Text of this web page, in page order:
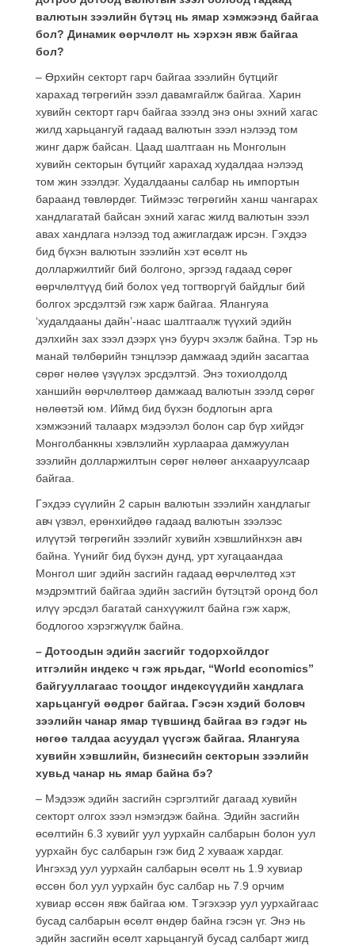
валютын зээлийн бүтэц нь ямар хэмжээнд байгаа
бол? Динамик өөрчлөлт нь хэрхэн явж байгаа
бол?
– Өрхийн секторт гарч байгаа зээлийн бүтцийг
харахад төгрөгийн зээл давамгайлж байгаа. Харин
хувийн секторт гарч байгаа зээлд энэ оны эхний хагас
жилд харьцангуй гадаад валютын зээл нэлээд том
жинг дарж байсан. Цаад шалтгаан нь Монголын
хувийн секторын бүтцийг харахад худалдаа нэлээд
том жин эзэлдэг. Худалдааны салбар нь импортын
бараанд төвлөрдөг. Тиймээс төгрөгийн ханш чангарах
хандлагатай байсан эхний хагас жилд валютын зээл
авах хандлага нэлээд тод ажиглагдаж ирсэн. Гэхдээ
бид бүхэн валютын зээлийн хэт өсөлт нь
долларжилтийг бий болгоно, эргээд гадаад сөрөг
өөрчлөлтүүд бий болох үед тогтворгүй байдлыг бий
болгох эрсдэлтэй гэж харж байгаа. Ялангуяа
‘худалдааны дайн’-наас шалтгаалж түүхий эдийн
дэлхийн зах зээл дээрх үнэ буурч эхэлж байна. Тэр нь
манай төлбөрийн тэнцлээр дамжаад эдийн засагтаа
сөрөг нөлөө үзүүлэх эрсдэлтэй. Энэ тохиолдолд
ханшийн өөрчлөлтөөр дамжаад валютын зээлд сөрөг
нөлөөтэй юм. Иймд бид бүхэн бодлогын арга
хэмжээний талаарх мэдээлэл болон сар бүр хийдэг
Монголбанкны хэвлэлийн хурлаараа дамжуулан
зээлийн долларжилтын сөрөг нөлөөг анхааруулсаар
байгаа.
Гэхдээ сүүлийн 2 сарын валютын зээлийн хандлагыг
авч үзвэл, ерөнхийдөө гадаад валютын зээлээс
илүүтэй төгрөгийн зээлийг хувийн хэвшлийнхэн авч
байна. Үүнийг бид бүхэн дунд, урт хугацаандаа
Монгол шиг эдийн засгийн гадаад өөрчлөлтөд хэт
мэдрэмтгий байгаа эдийн засгийн бүтэцтэй оронд бол
илүү эрсдэл багатай санхүүжилт байна гэж харж,
бодлогоо хэрэгжүүлж байна.
– Дотоодын эдийн засгийг тодорхойлдог
итгэлийн индекс ч гэж ярьдаг, “World economics”
байгууллагаас тооцдог индексүүдийн хандлага
харьцангуй өөдрөг байгаа. Гэсэн хэдий боловч
зээлийн чанар ямар түвшинд байгаа вэ гэдэг нь
нөгөө талдаа асуудал үүсгэж байгаа. Ялангуяа
хувийн хэвшлийн, бизнесийн секторын зээлийн
хувьд чанар нь ямар байна бэ?
– Мэдээж эдийн засгийн сэргэлтийг дагаад хувийн
секторт олгох зээл нэмэгдэж байна. Эдийн засгийн
өсөлтийн 6.3 хувийг уул уурхайн салбарын болон уул
уурхайн бус салбарын гэж бид 2 хувааж хардаг.
Ингэхэд уул уурхайн салбарын өсөлт нь 1.9 хувиар
өссөн бол уул уурхайн бус салбар нь 7.9 орчим
хувиар өссөн явж байгаа юм. Тэгэхээр уул уурхайгаас
бусад салбарын өсөлт өндөр байна гэсэн үг. Энэ нь
эдийн засгийн өсөлт харьцангуй бусад салбарт жигд